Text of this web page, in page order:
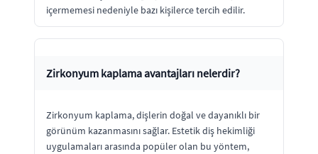
içermemesi nedeniyle bazı kişilerce tercih edilir.
Zirkonyum kaplama avantajları nelerdir?
Zirkonyum kaplama, dişlerin doğal ve dayanıklı bir
görünüm kazanmasını sağlar. Estetik diş hekimliği
uygulamaları arasında popüler olan bu yöntem,